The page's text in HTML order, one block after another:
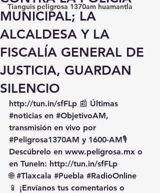
Tianguis peligrosa 1370am huamantla
MUNICIPAL; LA
ALCALDESA Y LA
FISCALÍA GENERAL DE
JUSTICIA, GUARDAN
SILENCIO
http://tun.in/sfFLp 📰 Últimas
#noticias en #ObjetivoAM,
transmisión en vivo por
#Peligrosa1370AM y 1600-AM🎙️
Descúbrelo en www.peligrosa.mx o
en TuneIn: http://tun.in/sfFLp
🌐 #Tlaxcala #Puebla #RadioOnline
📱 ¡Envíanos tus comentarios o